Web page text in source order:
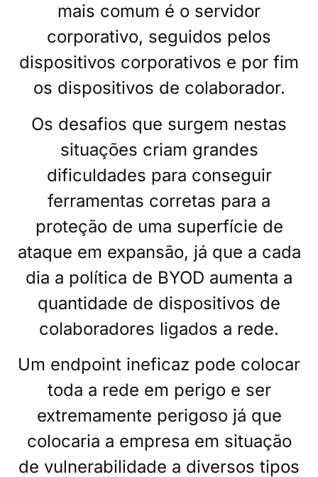
mais comum é o servidor
corporativo, seguidos pelos
dispositivos corporativos e por fim
os dispositivos de colaborador.
Os desafios que surgem nestas
situações criam grandes
dificuldades para conseguir
ferramentas corretas para a
proteção de uma superfície de
ataque em expansão, já que a cada
dia a política de BYOD aumenta a
quantidade de dispositivos de
colaboradores ligados a rede.
Um endpoint ineficaz pode colocar
toda a rede em perigo e ser
extremamente perigoso já que
colocaria a empresa em situação
de vulnerabilidade a diversos tipos